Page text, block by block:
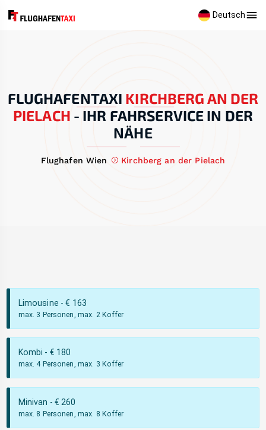
Deutsch
FLUGHAFENTAXI KIRCHBERG AN DER
PIELACH - IHR FAHRSERVICE IN DER
NÄHE
Flughafen Wien Kirchberg an der Pielach
Limousine - € 163
max. 3 Personen, max. 2 Koffer
Kombi - € 180
max. 4 Personen, max. 3 Koffer
Minivan - € 260
max. 8 Personen, max. 8 Koffer